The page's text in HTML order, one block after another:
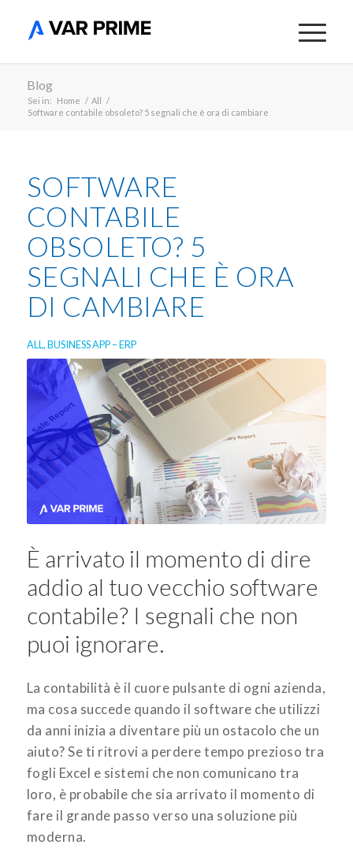
Blog
Sei in: Home / All /
Software contabile obsoleto? 5 segnali che è ora di cambiare
SOFTWARE
CONTABILE
OBSOLETO? 5
SEGNALI CHE È ORA
DI CAMBIARE
ALL,BUSINESS APP – ERP
È arrivato il momento di dire
addio al tuo vecchio software
contabile? I segnali che non
puoi ignorare.
La contabilità è il cuore pulsante di ogni azienda,
ma cosa succede quando il software che utilizzi
da anni inizia a diventare più un ostacolo che un
aiuto? Se ti ritrovi a perdere tempo prezioso tra
fogli Excel e sistemi che non comunicano tra
loro, è probabile che sia arrivato il momento di
fare il grande passo verso una soluzione più
moderna.